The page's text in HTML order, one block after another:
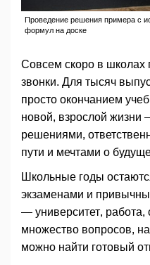
Проведение решения примера с
формул на доске
Совсем скоро в школах
звонки. Для тысяч
просто окончанием
новой, взрослой
решениями,
пути и мечтами о
Школьные годы
экзаменами и
— университет, работа,
множество вопросов,
можно найти готовый